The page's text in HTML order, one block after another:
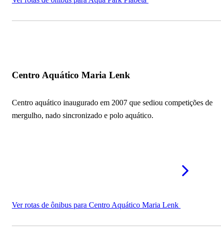
Centro Aquático Maria Lenk
Centro aquático inaugurado em 2007 que sediou competições de
mergulho, nado sincronizado e polo aquático.
Ver rotas de ônibus para Centro Aquático Maria Lenk